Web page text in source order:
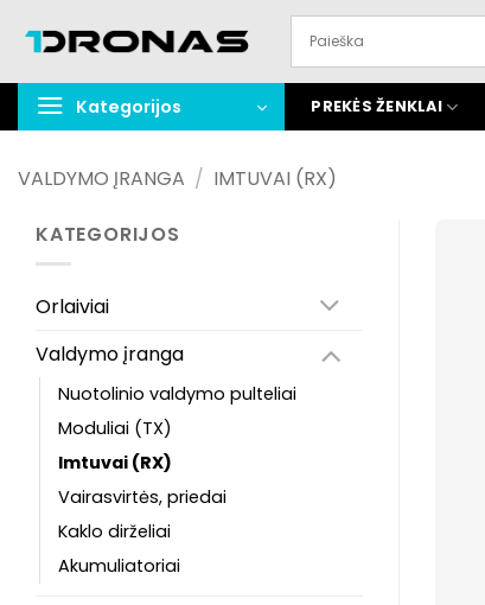
turinį
Kategorijos PREKĖS ŽENKLAI
VALDYMO ĮRANGA / IMTUVAI (RX)
KATEGORIJOS
Orlaiviai
Valdymo įranga
Nuotolinio valdymo pulteliai
Moduliai (TX)
Imtuvai (RX)
Vairasvirtės, priedai
Kaklo dirželiai
Akumuliatoriai